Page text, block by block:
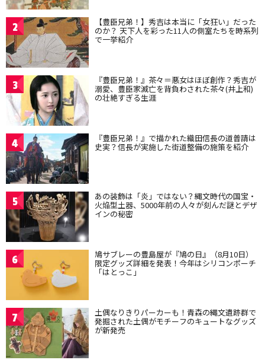
2 【豊臣兄弟！】秀吉は本当に「女狂い」だった
のか？ 天下人を彩った11人の側室たちを時系列
で一挙紹介
3 『豊臣兄弟！』茶々＝悪女はほぼ創作？秀吉が
溺愛、豊臣家滅亡を背負わされた茶々(井上和)
の壮絶すぎる生涯
4 『豊臣兄弟！』で描かれた織田信長の道普請は
史実？信長が実施した街道整備の施策を紹介
5 あの装飾は「炎」ではない？縄文時代の国宝・
火焔型土器、5000年前の人々が刻んだ謎とデザ
インの秘密
6 鳩サブレーの豊島屋が『鳩の日』（8月10日）
限定グッズ詳細を発表！今年はシリコンポーチ
「はとっこ」
7 土偶なりきりパーカーも！青森の縄文遺跡群で
発掘された土偶がモチーフのキュートなグッズ
が新発売